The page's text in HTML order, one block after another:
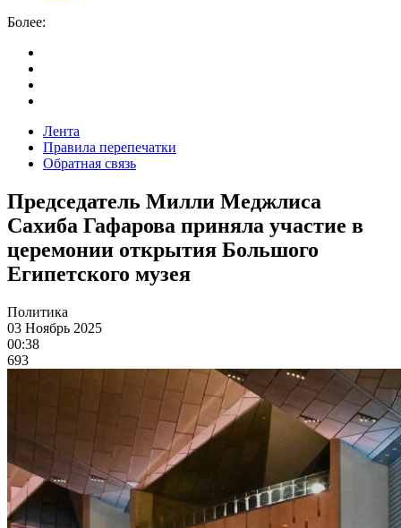
Более:
Лента
Правила перепечатки
Обратная связь
Председатель Милли Меджлиса
Сахиба Гафарова приняла участие в
церемонии открытия Большого
Египетского музея
Политика
03 Ноябрь 2025
00:38
693